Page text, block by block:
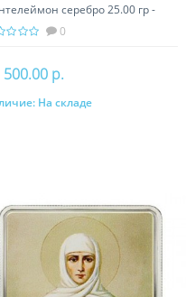
серебро 25.00 гр -
подарок
0
500.00 р.
В корзину
На складе